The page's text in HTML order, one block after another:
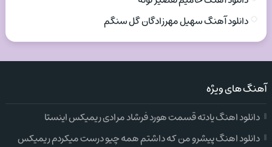
دانلود آهنگ سهیل مهرزادگان گل سنگم
آهنگ های ویژه
دانلود اهنگ یادته قسمت هورد فرشاد مرادی ریمیکس اینستا
دانلود اهنگ پیشرو من که داشتم همه چیو درست میکردم ریمیکس